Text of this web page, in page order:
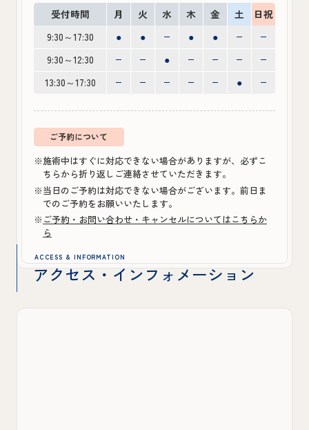
受付時間 月 火 水 木 金 土
日祝
9:30～17:30
● ● ●
●
9:30～12:30
●
13:30～17:30
●
ご予約について
※施術中はすぐに対応できない場合がありますが、必ずこ
ちらから折り返しご連絡させていただきます。
※当日のご予約は対応できない場合がございます。前日ま
でのご予約をお願いいたします。
※ ご予約・お問い合わせ・キャンセルについてはこちらか
ら
ACCESS & INFORMATION
アクセス・インフォメーション